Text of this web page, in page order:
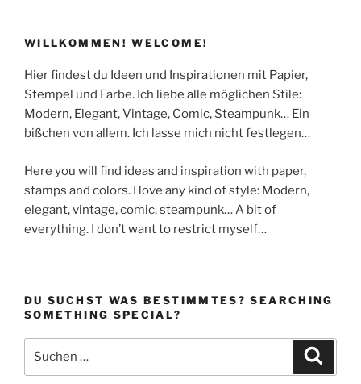
WILLKOMMEN! WELCOME!
Hier findest du Ideen und Inspirationen mit Papier,
Stempel und Farbe. Ich liebe alle möglichen Stile:
Modern, Elegant, Vintage, Comic, Steampunk… Ein
bißchen von allem. Ich lasse mich nicht festlegen…
Here you will find ideas and inspiration with paper,
stamps and colors. I love any kind of style: Modern,
elegant, vintage, comic, steampunk… A bit of
everything. I don’t want to restrict myself…
DU SUCHST WAS BESTIMMTES? SEARCHING
SOMETHING SPECIAL?
nach: